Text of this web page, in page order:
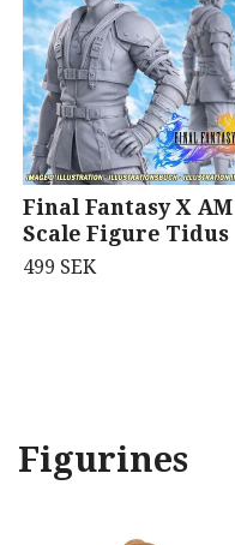
Final Fantasy X AM
Scale Figure Tidus
499 SEK
Figurines